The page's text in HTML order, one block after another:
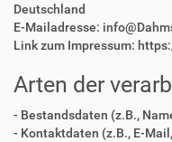
Deutschland
E-Mailadresse:
Link zum Impressum:
Arten der
- Bestandsdaten (z.B.,
- Kontaktdaten (z.B., E-